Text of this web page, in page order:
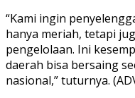
“Kami ingin
hanya meriah, tetapi
pengelolaan. Ini
daerah bisa bersaing
nasional,” tuturnya.